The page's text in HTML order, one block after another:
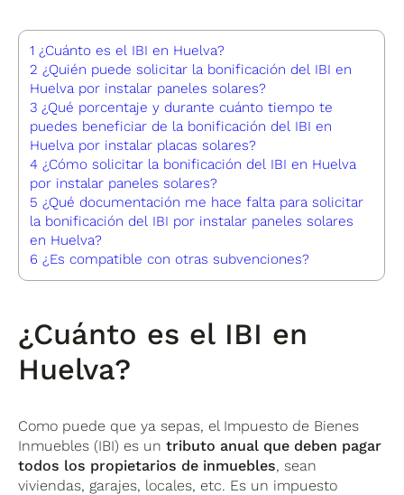
1 ¿Cuánto es el IBI en Huelva?
2 ¿Quién puede solicitar la bonificación del IBI en
Huelva por instalar paneles solares?
3 ¿Qué porcentaje y durante cuánto tiempo te
puedes beneficiar de la bonificación del IBI en
Huelva por instalar placas solares?
4 ¿Cómo solicitar la bonificación del IBI en Huelva
por instalar paneles solares?
5 ¿Qué documentación me hace falta para solicitar
la bonificación del IBI por instalar paneles solares
en Huelva?
6 ¿Es compatible con otras subvenciones?
¿Cuánto es el IBI en
Huelva?
Como puede que ya sepas, el Impuesto de Bienes
Inmuebles (IBI) es untributo anual que deben pagar
todos los propietarios de inmuebles, sean
viviendas, garajes, locales, etc. Es un impuesto